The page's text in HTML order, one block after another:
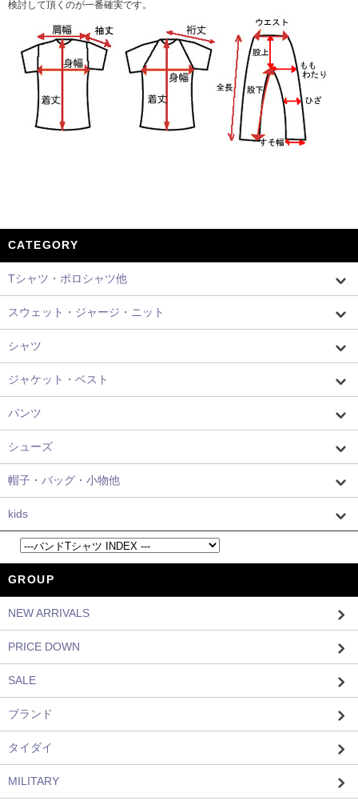
検討して頂くのが一番確実です。
CATEGORY
Tシャツ・ポロシャツ他
スウェット・ジャージ・ニット
シャツ
ジャケット・ベスト
パンツ
シューズ
帽子・バッグ・小物他
kids
GROUP
NEW ARRIVALS
PRICE DOWN
SALE
ブランド
タイダイ
MILITARY